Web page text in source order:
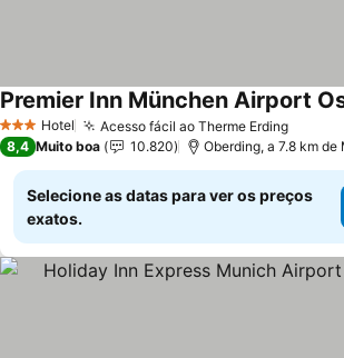
3 EstrelasHotel Acesso fácil ao Therme ErdingVer
Premier Inn München Airport
8,4 Muito boa 10.820 Oberding, a 7.8 km de
Selecione as datas para ver os preços
exatos.